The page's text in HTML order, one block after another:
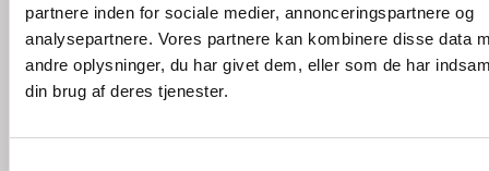
partnere inden for sociale medier, annonceringspartnere og
analysepartnere. Vores partnere kan kombinere disse data
andre oplysninger, du har givet dem, eller som de har
din brug af deres tjenester.
Sprog: Dansk/Engelsk
| Minimumsalder for
behandling:
Første behandling (45 min)